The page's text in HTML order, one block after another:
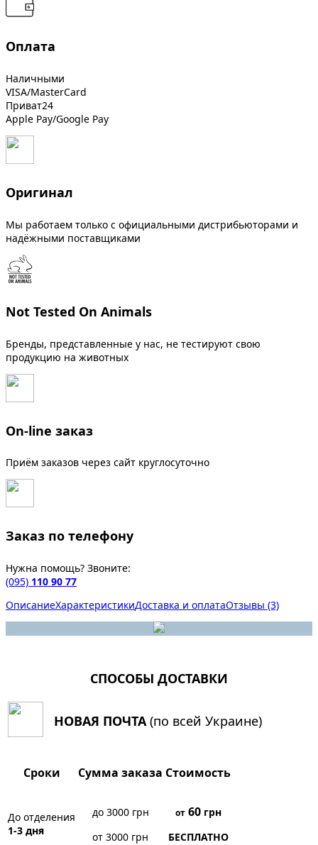
Оплата
Наличными
VISA/MasterCard
Приват24
Apple Pay/Google Pay
Оригинал
Мы работаем только с официальными дистрибьюторами и
надёжными поставщиками
Not Tested On Animals
Бренды, представленные у нас, не тестируют свою
продукцию на животных
On-line заказ
Приём заказов через сайт круглосуточно
Заказ по телефону
Нужна помощь? Звоните:
(095) 110 90 77
ОписаниеХарактеристикиДоставка и оплатаОтзывы (3)
СПОСОБЫ ДОСТАВКИ
НОВАЯ ПОЧТА(по всей Украине)
Сроки Сумма заказа Стоимость
До отделения
1-3 дня
до 3000 грн от60грн
от 3000 грн
БЕСПЛАТНО